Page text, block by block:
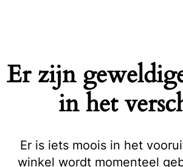
Er zijn
in het
Er is iets moois in het
winkel wordt momenteel